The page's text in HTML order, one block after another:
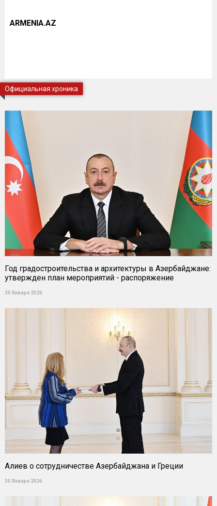
ARMENIA.AZ
Официальная хроника
Год градостроительства и архитектуры в Азербайджане:
утвержден план мероприятий - распоряжение
30 Января 2026
Алиев о сотрудничестве Азербайджана и Греции
30 Января 2026